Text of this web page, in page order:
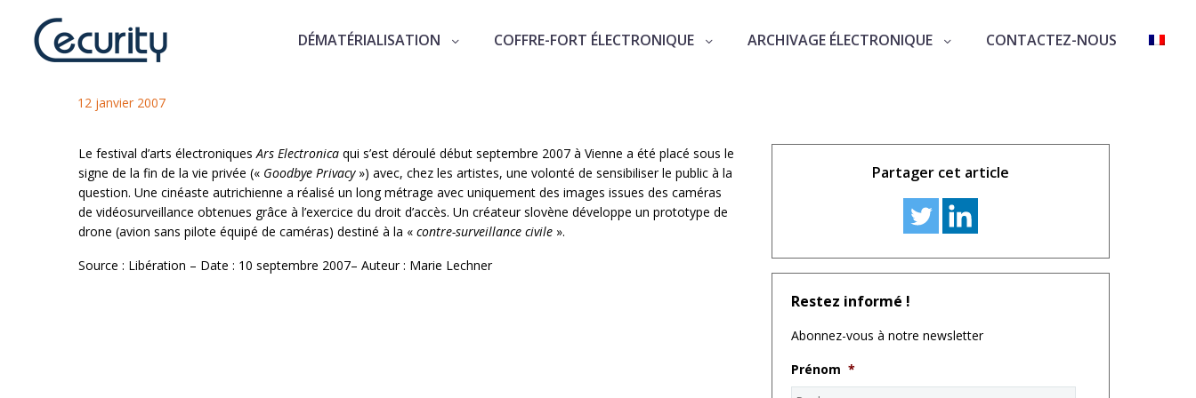
DÉMATÉRIALISATION COFFRE-FORT ÉLECTRONIQUE ARCHIVAGE ÉLECTRONIQUE CONTACTEZ-NOUS
La surveillance électronique inspire l’art contemporain
12 janvier 2007
Le festival d’arts électroniquesArs Electronica qui s’est déroulé début septembre 2007 à Vienne a été placé sous le
signe de la fin de la vie privée (« Goodbye Privacy») avec, chez les artistes, une volonté de sensibiliser le public à la
question. Une cinéaste autrichienne a réalisé un long métrage avec uniquement des images issues des caméras
de vidéosurveillance obtenues grâce à l’exercice du droit d’accès. Un créateur slovène développe un prototype de
drone (avion sans pilote équipé de caméras) destiné à la « contre-surveillance civile ».
Source : Libération – Date : 10 septembre 2007– Auteur : Marie Lechner
Partager cet article
Restez informé !
Abonnez-vous à notre newsletter
Prénom *